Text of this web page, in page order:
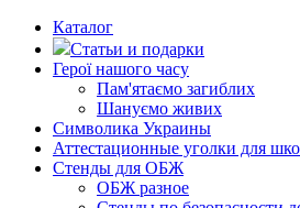
Каталог
Статьи и подарки
Герої нашого часу
Пам'ятаємо загиблих
Шануємо живих
Символика Украины
Аттестационные уголки для
Стенды для ОБЖ
ОБЖ разное